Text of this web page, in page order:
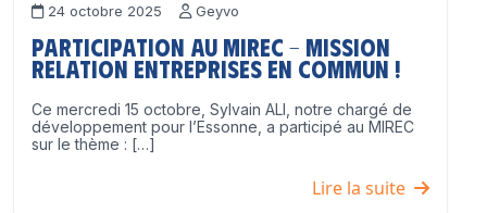
24 octobre 2025 Geyvo
Participation au MIREC – Mission
Relation Entreprises en Commun !
Ce mercredi 15 octobre, Sylvain ALI, notre chargé de
développement pour l’Essonne, a participé au MIREC
sur le thème : […]
Lire la suite